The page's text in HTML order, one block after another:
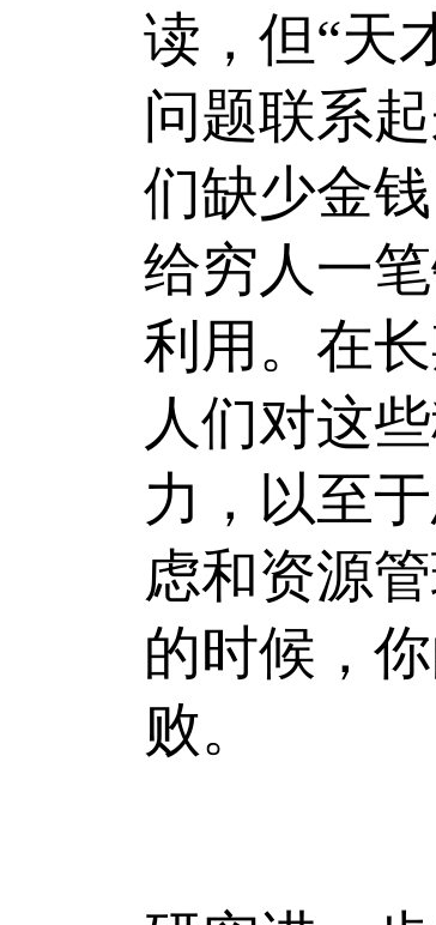
读，但“天
问题联系
们缺少金
给穷人一
利用。在
人们对这
力，以至
虑和资源
的时候，
败。